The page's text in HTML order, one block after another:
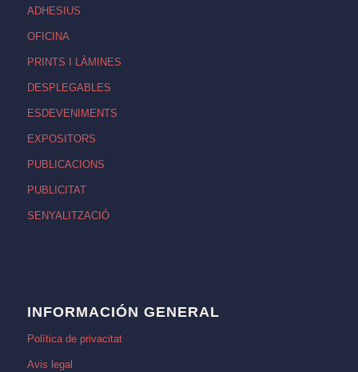
ADHESIUS
OFICINA
PRINTS I LÀMINES
DESPLEGABLES
ESDEVENIMENTS
EXPOSITORS
PUBLICACIONS
PUBLICITAT
SENYALITZACIÓ
INFORMACIÓN GENERAL
Política de privacitat
Avis legal